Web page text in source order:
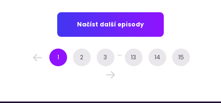
Načíst další episody
1 2 3 ... 13 14 15